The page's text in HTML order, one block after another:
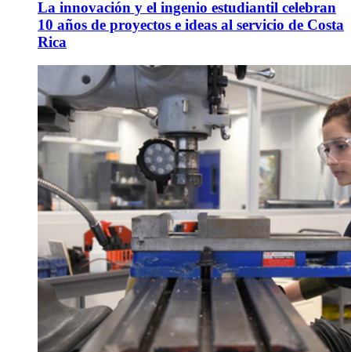
La innovación y el ingenio estudiantil celebran
10 años de proyectos e ideas al servicio de Costa
Rica